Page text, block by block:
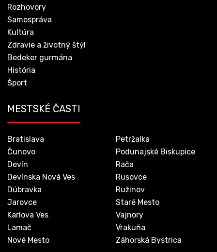
Rozhovory
Samospráva
Kultúra
Zdravie a životný štýl
Bedeker gurmána
História
Šport
MESTSKÉ ČASTI
Bratislava
Čunovo
Devín
Devínska Nová Ves
Dúbravka
Jarovce
Karlova Ves
Lamač
Nové Mesto
Petržalka
Podunajské Biskupice
Rača
Rusovce
Ružinov
Staré Mesto
Vajnory
Vrakuňa
Záhorská Bystrica